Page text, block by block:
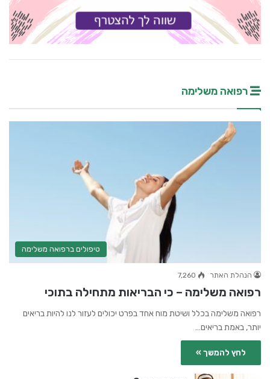
רפואה משלימה
טיפולים ברפואה משלימה
הנהלת האתר 7,260
רפואה משלימה – כי הבריאות מתחילה בתוכי
רפואה משלימה בכלל ושיטת מוח אחד בפרט יכולים לעזור לנו להיות בריאים
יותר, באמת בריאים…
לחץ להמשך »